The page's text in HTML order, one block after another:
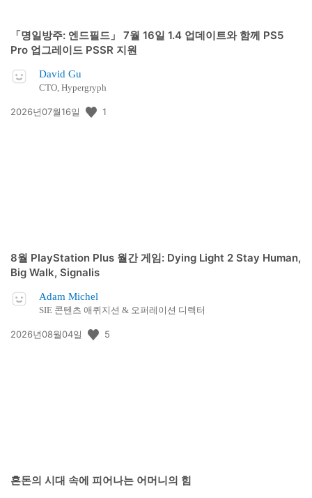
「명일방주: 엔드필드」 7월 16일 1.4 업데이트와 함께 PS5
Pro 업그레이드 PSSR 지원
David Gu
CTO, Hypergryph
공
2026년07월16일 1
8월 PlayStation Plus 월간 게임: Dying Light 2 Stay Human,
Big Walk, Signalis
Adam Michel
SIE 콘텐츠 애퀴지션 & 오퍼레이션 디렉터
공
2026년08월04일 5
혼돈의 시대 속에 피어나는 어머니의 힘